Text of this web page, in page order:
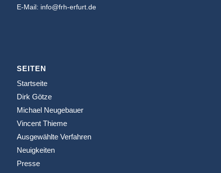
E-Mail: info@frh-erfurt.de
SEITEN
Startseite
Dirk Götze
Michael Neugebauer
Vincent Thieme
Ausgewählte Verfahren
Neuigkeiten
Presse